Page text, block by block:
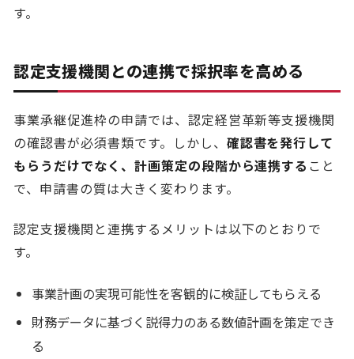
す。
認定支援機関との連携で採択率を高める
事業承継促進枠の申請では、認定経営革新等支援機関
の確認書が必須書類です。しかし、 確認書を発行して
もらうだけでなく、計画策定の段階から連携する こと
で、申請書の質は大きく変わります。
認定支援機関と連携するメリットは以下のとおりで
す。
事業計画の実現可能性を客観的に検証してもらえる
財務データに基づく説得力のある数値計画を策定でき
る